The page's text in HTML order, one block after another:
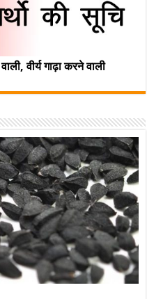
वीर्य गाढ़ा करने वाली